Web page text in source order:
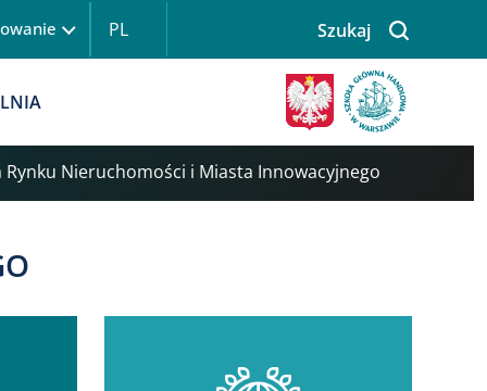
PL Szukaj
Rynku Nieruchomości i Miasta Innowacyjnego